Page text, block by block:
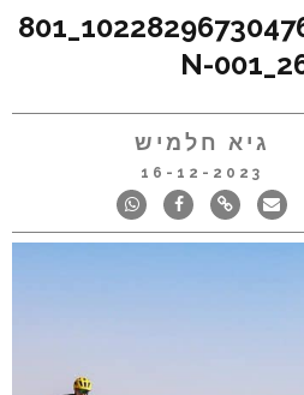
406697860_10228296730476292_801
גיא חלמיש
16-12-2023